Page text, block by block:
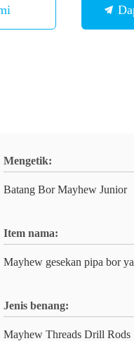
Mengetik:
Batang Bor Mayhew Junior
Item nama:
Mayhew gesekan pipa bor
Jenis benang:
Mayhew Threads Drill Rods